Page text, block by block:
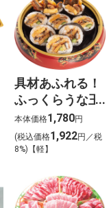
具材あふれる！
ふっくらうな玉
太巻８切【u-
10】
本体価格1,780円
(税込価格1,922円／税
8%)【軽】